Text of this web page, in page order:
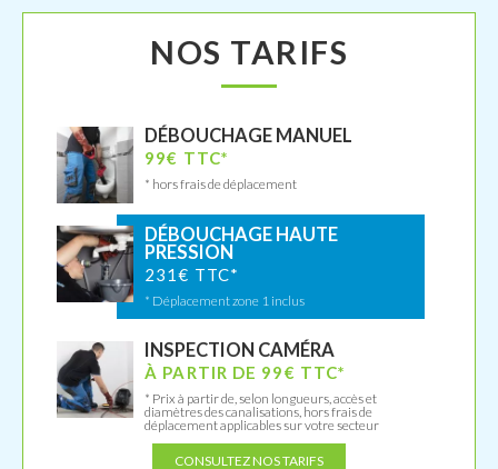
NOS TARIFS
DÉBOUCHAGE MANUEL
99€ TTC*
* hors frais de déplacement
DÉBOUCHAGE HAUTE
PRESSION
231€ TTC*
* Déplacement zone 1 inclus
INSPECTION CAMÉRA
À PARTIR DE 99€ TTC*
* Prix à partir de, selon longueurs, accès et
diamètres des canalisations, hors frais de
déplacement applicables sur votre secteur
CONSULTEZ NOS TARIFS